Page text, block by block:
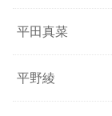
平田真菜
平野綾